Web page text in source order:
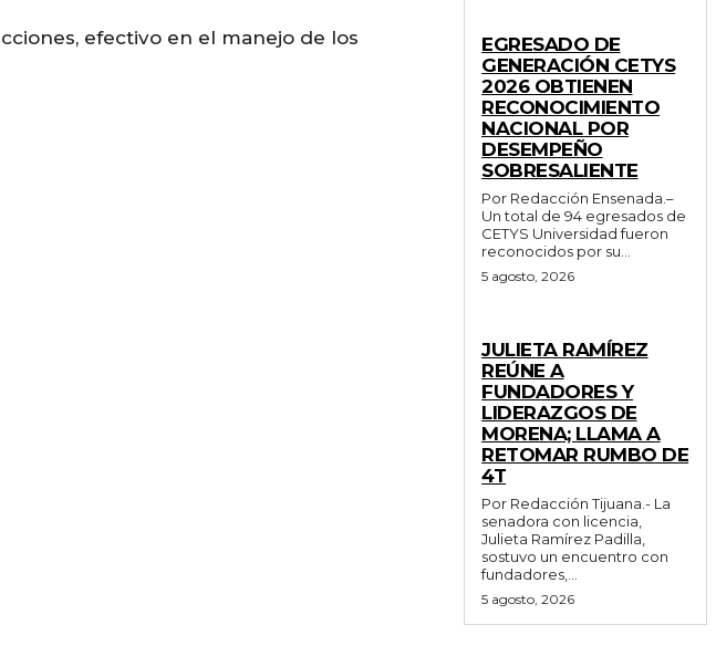
efectivo en el manejo de los
EGRESADO DE
GENERACIÓN CETYS
2026 OBTIENEN
RECONOCIMIENTO
NACIONAL POR
DESEMPEÑO
SOBRESALIENTE
Por Redacción Ensenada.–
Un total de 94 egresados de
CETYS Universidad fueron
reconocidos por su...
5 agosto, 2026
JULIETA RAMÍREZ
REÚNE A
FUNDADORES Y
LIDERAZGOS DE
MORENA; LLAMA A
RETOMAR RUMBO DE
4T
Por Redacción Tijuana.- La
senadora con licencia,
Julieta Ramírez Padilla,
sostuvo un encuentro con
fundadores,...
5 agosto, 2026